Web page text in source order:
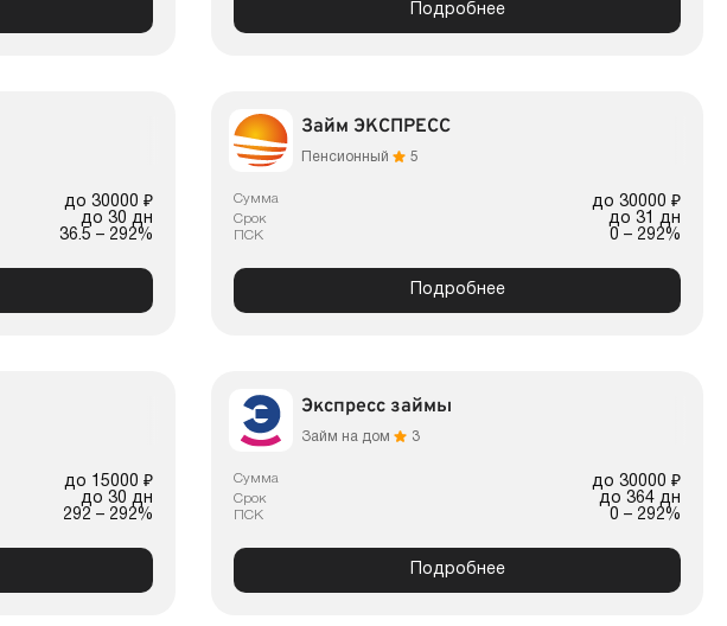
Подробнее
до 30000 ₽
до 30 дн
36.5 – 292%
Займ ЭКСПРЕСС
Пенсионный 5
Сумма до 30000 ₽
Срок до 31 дн
ПСК 0 – 292%
Подробнее
до 15000 ₽
до 30 дн
292 – 292%
Экспресс займы
Займ на дом 3
Сумма до 30000 ₽
Срок до 364 дн
ПСК 0 – 292%
Подробнее